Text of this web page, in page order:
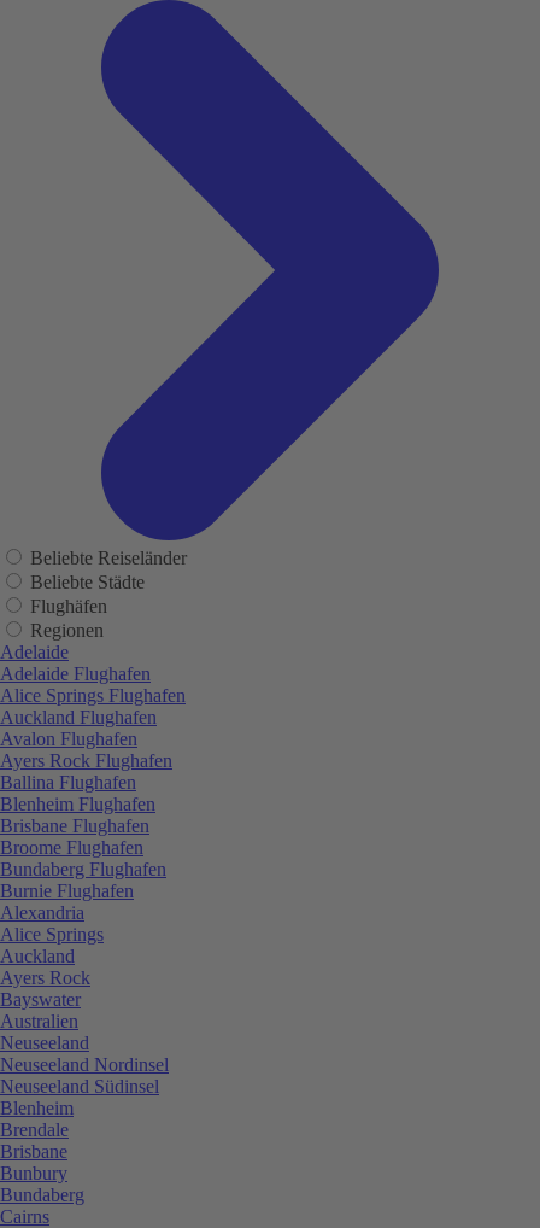
Beliebte Reiseländer
Beliebte Städte
Flughäfen
Regionen
Adelaide
Adelaide Flughafen
Alice Springs Flughafen
Auckland Flughafen
Avalon Flughafen
Ayers Rock Flughafen
Ballina Flughafen
Blenheim Flughafen
Brisbane Flughafen
Broome Flughafen
Bundaberg Flughafen
Burnie Flughafen
Alexandria
Alice Springs
Auckland
Ayers Rock
Bayswater
Australien
Neuseeland
Neuseeland Nordinsel
Neuseeland Südinsel
Blenheim
Brendale
Brisbane
Bunbury
Bundaberg
Cairns